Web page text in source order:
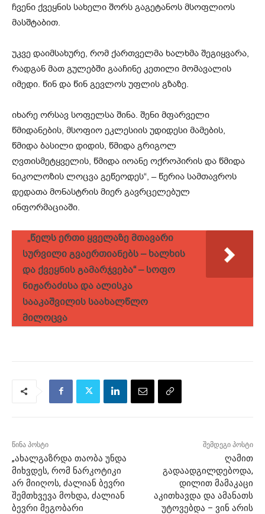
ჩვენი ქვეყნის სახელი შორს გაგეტანოს მსოფლიოს
მასშტაბით.
უკვე დაიმსახურე, რომ ქართველმა ხალხმა შეგიყვარა,
რადგან მათ გულებში გააჩინე კეთილი მომავალის
იმედი. წინ და წინ გევლოს უფლის გზაზე.
იხარე ორსავ სოფელსა შინა. შენი მფარველი
წმიდანების, მსოფიო ეკლესიის უდიდესი მამების,
წმიდა ბასილი დიდის, წმიდა გრიგოლ
ღვთისმეტყველის, წმიდა იოანე ოქროპირის და წმიდა
ნიკოლოზის ლოცვა გეწეოდეს“, – წერია სამთავროს
დედათა მონასტრის მიერ გავრცელებულ
ინფორმაციაში.
„წელს ერთი ყველაზე მთავარი
სურვილი გვაერთიანებს – ხალხის
და ქვეყნის გამარჯვება“ – სოფო
ნიჟარაძისა და ალისკა
სააკაშვილის საახალწლო
მილოცვა
წინა პოსტი
„ახალგაზრდა თაობა უნდა
მიხვდეს, რომ ნარკოტიკი
არ მიიღოს, ძალიან ბევრი
შემთხვევა მოხდა, ძალიან
ბევრი მეგობარი
შემდეგი პოსტი
ღამით
გადაადგილდებოდა,
დილით მამაკაცი
აკითხავდა და ამანათს
უტოვებდა – ვინ არის